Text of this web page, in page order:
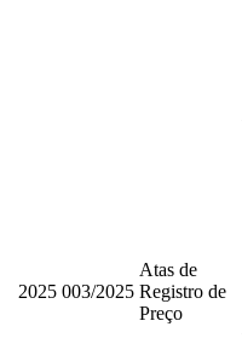
2025 003/2025
Atas de
Registro de
Preço